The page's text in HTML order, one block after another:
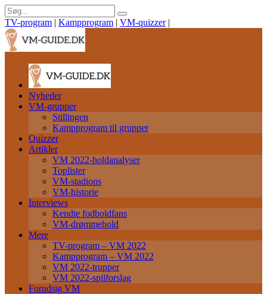
TV-program | Kampprogram | VM-quizzer |
Nyheder
VM-grupper
Stillingen
Kampprogram til grupper
Quizzer
Artikler
VM 2022-holdanalyser
Toplister
VM-stadions
VM-historie
Interviews
Kendte fodboldfans
VM-drømmehold
Mere
TV-program – VM 2022
Kampprogram – VM 2022
VM 2022-trupper
VM 2022-spilforslag
Forudsig VM